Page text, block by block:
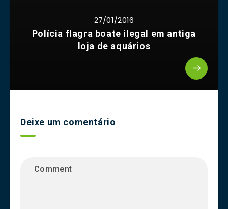
27/01/2016
Polícia flagra boate ilegal em antiga
loja de aquários
Deixe um comentário